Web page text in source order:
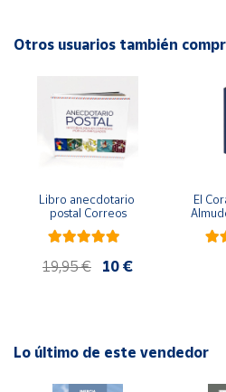
cliente
Ubicación
Península
Baleares
Canarias,
Idioma: Español
Otros usuarios también
Libro anecdotario
postal Correos
19,95 € 10 €
El
lujo |
Lo último de este vendedor